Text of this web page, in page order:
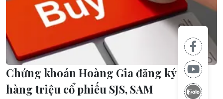
Chứng khoán Hoàng Gia đăng ký mua
hàng triệu cổ phiếu SJS, SAM